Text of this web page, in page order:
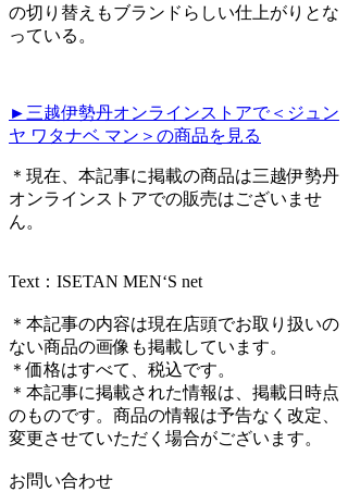
の切り替えもブランドらしい仕上がりとな
っている。
►三越伊勢丹オンラインストアで＜ジュン
ヤ ワタナベ マン＞の商品を見る
＊現在、本記事に掲載の商品は三越伊勢丹
オンラインストアでの販売はございませ
ん。
Text：ISETAN MEN‘S net
＊本記事の内容は現在店頭でお取り扱いの
ない商品の画像も掲載しています。
＊価格はすべて、税込です。
＊本記事に掲載された情報は、掲載日時点
のものです。商品の情報は予告なく改定、
変更させていただく場合がございます。
お問い合わせ